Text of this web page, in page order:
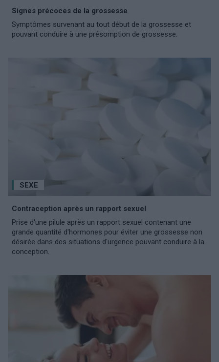
Signes précoces de la grossesse
Symptômes survenant au tout début de la grossesse et
pouvant conduire à une présomption de grossesse.
SEXE
Contraception après un rapport sexuel
Prise d'une pilule après un rapport sexuel contenant une
grande quantité d'hormones pour éviter une grossesse non
désirée dans des situations d'urgence pouvant conduire à la
conception.